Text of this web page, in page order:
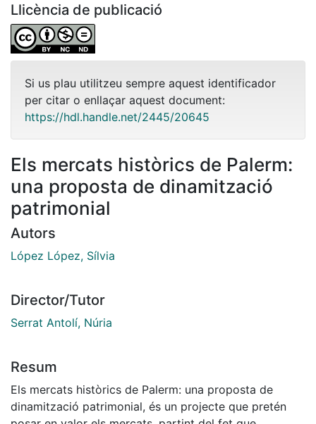
Llicència de publicació
Si us plau utilitzeu sempre aquest identificador
per citar o enllaçar aquest document:
https://hdl.handle.net/2445/20645
Els mercats històrics de Palerm:
una proposta de dinamització
patrimonial
Autors
López López, Sílvia
Director/Tutor
Serrat Antolí, Núria
Resum
Els mercats històrics de Palerm: una proposta de
dinamització patrimonial, és un projecte que pretén